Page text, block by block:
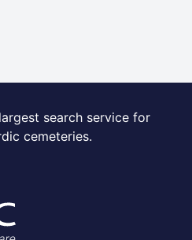
search service for
cemeteries.